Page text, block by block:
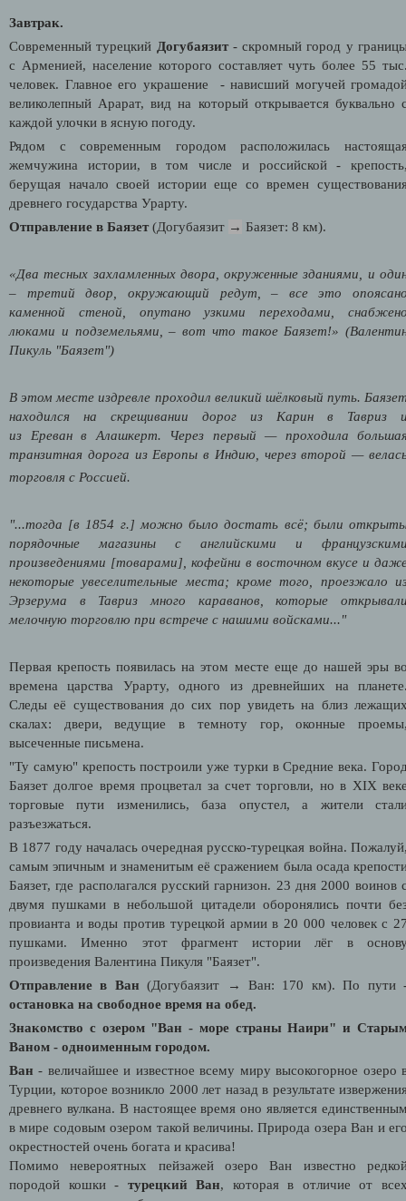
Завтрак.
Современный турецкий Догубаязит - скромный город у
с Арменией, население которого составляет чуть более 55
человек. Главное его украшение - нависший могучей
великолепный Арарат, вид на который открывается буквально
каждой улочки в ясную погоду.
Рядом с современным городом расположилась
жемчужина истории, в том числе и российской -
берущая начало своей истории еще со времен
древнего государства Урарту.
Отправление в Баязет(Догубаязит → Баязет: 8 км).
«Два тесных захламленных двора, окруженные зданиями, и
– третий двор, окружающий редут, – все это
каменной стеной, опутано узкими переходами,
люками и подземельями, – вот что такое Баязет!»
Пикуль "Баязет")
В этом месте издревле проходил великий шёлковый путь.
находился на скрещивании дорог из Карин в Тавриз
из Ереванв Алашкерт. Через первый — проходила
транзитная дорога из Европы в Индию , через второй —
торговля с Россией.
"...тогда [в 1854 г.] можно было достать всё; были
порядочные магазины с английскими и
произведениями [товарами] , кофейни в восточном вкусе и
некоторые увеселительные места; кроме того, проезжало
Эрзерума в Тавриз много караванов, которые
мелочную торговлю при встрече с нашими войсками..."
Первая крепость появилась на этом месте еще до нашей эры
времена царства Урарту, одного из древнейших на
Следы её существования до сих пор увидеть на близ
скалах: двери, ведущие в темноту гор, оконные
высеченные письмена.
"Ту самую" крепость построили уже турки в Средние века.
Баязет долгое время процветал за счет торговли, но в XIX
торговые пути изменились, база опустел, а жители
разъезжаться.
В 1877 году началась очередная русско-турецкая война.
самым эпичным и знаменитым её сражением была осада
Баязет, где располагался русский гарнизон. 23 дня 2000 воинов
двумя пушками в небольшой цитадели оборонялись почти
провианта и воды против турецкой армии в 20 000 человек с
пушками. Именно этот фрагмент истории лёг в
произведения Валентина Пикуля "Баязет".
Отправление в Ван(Догубаязит →
Ван: 170 км). По пути
остановка на свободное время на обед.
Знакомство с озером "Ван - море страны Наири" и
Ваном - одноименным городом.
Ван - величайшее и известное всему миру высокогорное озеро
Турции, которое возникло 2000 лет назад в результате
древнего вулкана. В настоящее время оно является
в мире содовым озером такой величины. Природа озера Ван и
окрестностей очень богата и красива!
Помимо невероятных пейзажей озеро Ван известно
породой кошки - турецкий Ван, которая в отличие от